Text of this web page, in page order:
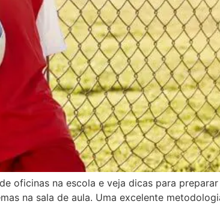
oficinas na escola e veja dicas para
na sala de aula. Uma excelente